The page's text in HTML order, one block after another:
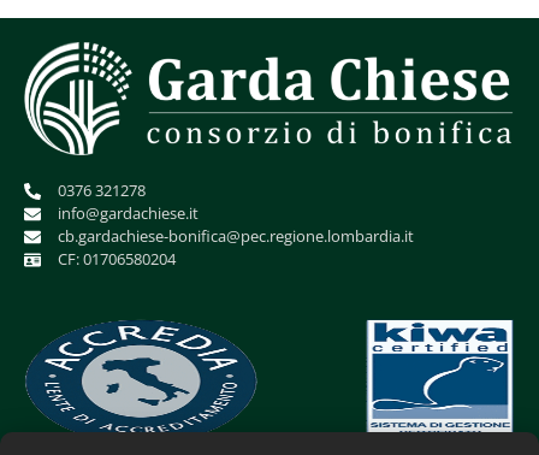
0376 321278
info@gardachiese.it
cb.gardachiese-bonifica@pec.regione.lombardia.it
CF: 01706580204